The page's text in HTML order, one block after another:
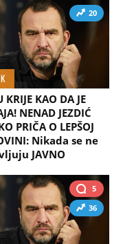
20
KRIJE KAO DA JE
NENAD JEZDIĆ
PRIČA O LEPŠOJ
Nikada se ne
JAVNO
5
36